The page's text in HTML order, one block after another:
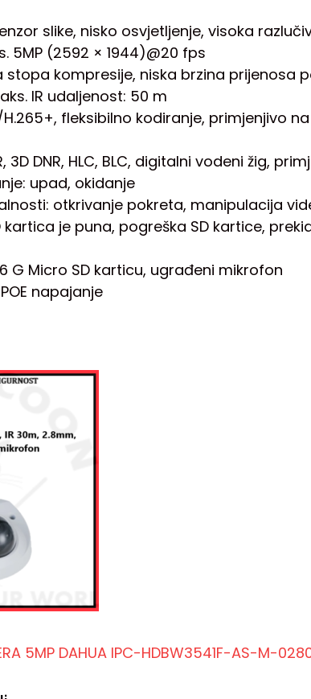
slike, nisko osvjetljenje, visoka
5MP (2592 × 1944)@20 fps
stopa kompresije, niska brzina prijenosa
IR udaljenost: 50 m
H.265+, fleksibilno kodiranje, primjenjivo
3D DNR, HLC, BLC, digitalni vodeni žig,
upad, okidanje
otkrivanje pokreta, manipulacija
kartica je puna, pogreška SD kartice,
G Micro SD karticu, ugrađeni mikrofon
napajanje
5MP DAHUA IPC-HDBW3541F-AS-M-